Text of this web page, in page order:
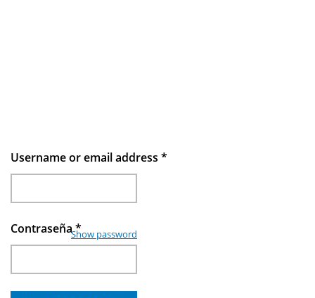
Username or email address *
Contraseña*
Show password